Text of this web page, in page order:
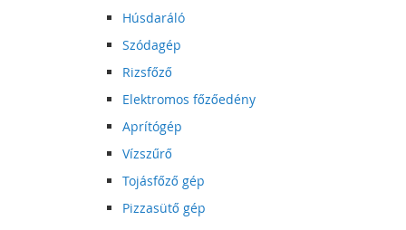
Húsdaráló
Szódagép
Rizsfőző
Elektromos főzőedény
Aprítógép
Vízszűrő
Tojásfőző gép
Pizzasütő gép